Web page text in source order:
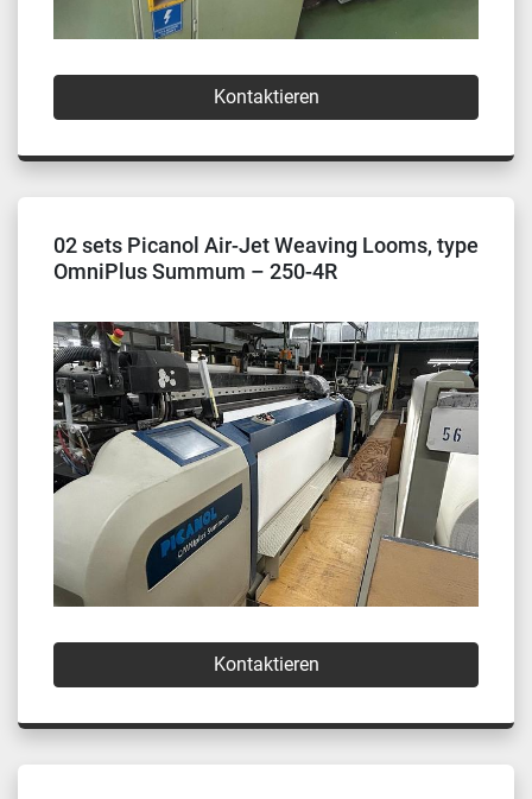
Kontaktieren
02 sets Picanol Air-Jet Weaving Looms, type
OmniPlus Summum – 250-4R
Kontaktieren